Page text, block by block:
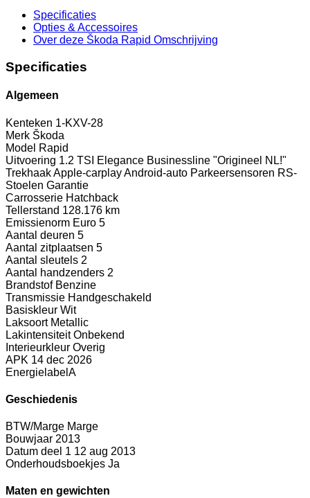
Specificaties
Opties & Accessoires
Over deze Škoda Rapid Omschrijving
Specificaties
Algemeen
Kenteken 1-KXV-28
Merk Škoda
Model Rapid
Uitvoering 1.2 TSI Elegance Businessline "Origineel NL!"
Trekhaak Apple-carplay Android-auto Parkeersensoren RS-
Stoelen Garantie
Carrosserie Hatchback
Tellerstand 128.176 km
Emissienorm Euro 5
Aantal deuren 5
Aantal zitplaatsen 5
Aantal sleutels 2
Aantal handzenders 2
Brandstof Benzine
Transmissie Handgeschakeld
Basiskleur Wit
Laksoort Metallic
Lakintensiteit Onbekend
Interieurkleur Overig
APK 14 dec 2026
Energielabel A
Geschiedenis
BTW/Marge Marge
Bouwjaar 2013
Datum deel 1 12 aug 2013
Onderhoudsboekjes Ja
Maten en gewichten